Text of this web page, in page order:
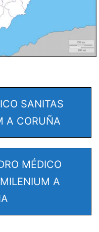
SANITAS
A CORUÑA
MÉDICO
A